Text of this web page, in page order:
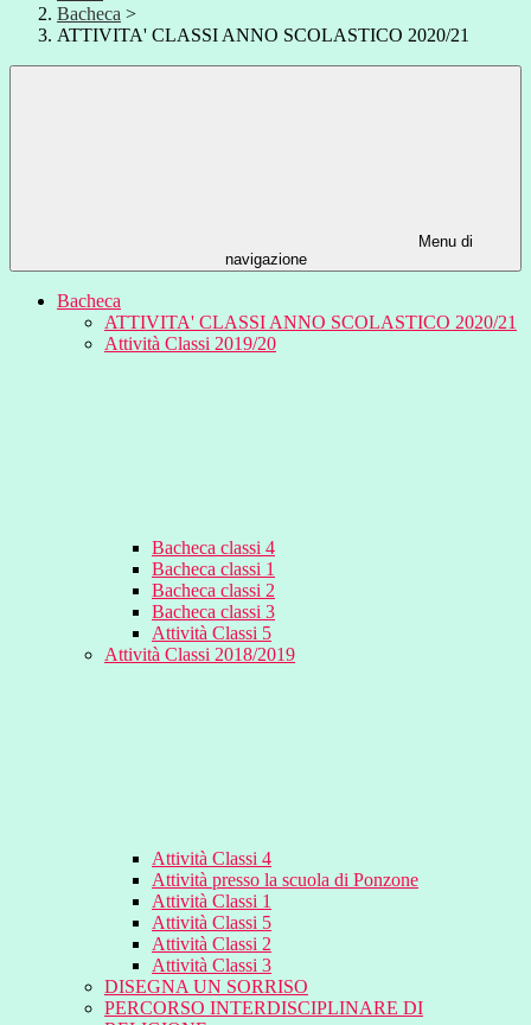
Bacheca >
ATTIVITA' CLASSI ANNO SCOLASTICO 2020/21
Menu di
navigazione
Bacheca
ATTIVITA' CLASSI ANNO SCOLASTICO 2020/21
Attività Classi 2019/20
Bacheca classi 4
Bacheca classi 1
Bacheca classi 2
Bacheca classi 3
Attività Classi 5
Attività Classi 2018/2019
Attività Classi 4
Attività presso la scuola di Ponzone
Attività Classi 1
Attività Classi 5
Attività Classi 2
Attività Classi 3
DISEGNA UN SORRISO
PERCORSO INTERDISCIPLINARE DI